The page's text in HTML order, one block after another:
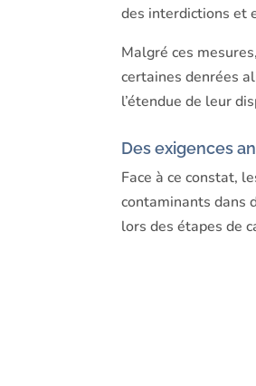
des interdictions et
Malgré ces
certaines denrées
l’étendue de leur
Des exigences
Face à ce constat,
contaminants dans
lors des étapes de